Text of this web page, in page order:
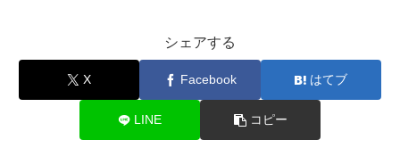
シェアする
X Facebook はてブ
LINE コピー